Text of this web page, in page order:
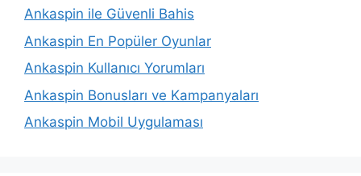
Ankaspin ile Güvenli Bahis
Ankaspin En Popüler Oyunlar
Ankaspin Kullanıcı Yorumları
Ankaspin Bonusları ve Kampanyaları
Ankaspin Mobil Uygulaması